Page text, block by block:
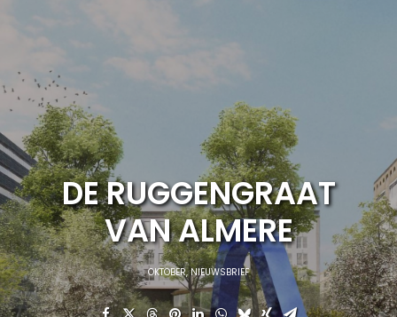
DE RUGGENGRAAT
VAN ALMERE
OKTOBER,NIEUWSBRIEF